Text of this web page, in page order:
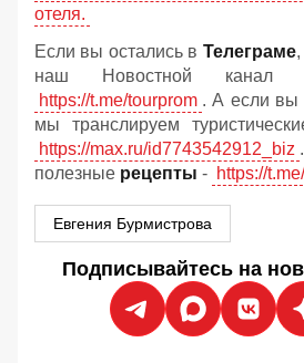
отеля.
Если вы остались в Телеграме,
наш Новостной
https://t.me/tourprom . А если вы
мы транслируем
https://max.ru/id7743542912_biz
полезные рецепты - https://
Евгения Бурмистрова
Подписывайтесь на